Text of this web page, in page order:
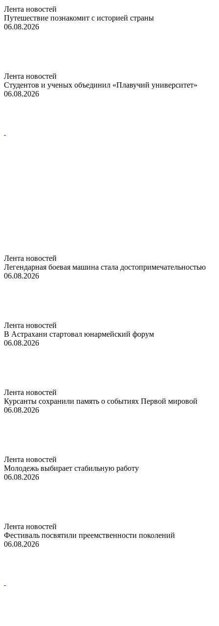
Лента новостей
Путешествие познакомит с историей страны
06.08.2026
Лента новостей
Студентов и ученых объединил «Плавучий университет»
06.08.2026
Лента новостей
Легендарная боевая машина стала достопримечательностью
06.08.2026
Лента новостей
В Астрахани стартовал юнармейский форум
06.08.2026
Лента новостей
Курсанты сохранили память о событиях Первой мировой
06.08.2026
Лента новостей
Молодежь выбирает стабильную работу
06.08.2026
Лента новостей
Фестиваль посвятили преемственности поколений
06.08.2026